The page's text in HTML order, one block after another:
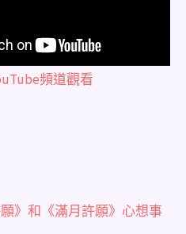
頻道觀看
》和《滿月許願》心想事